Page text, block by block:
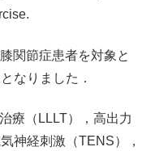
関節症患者を対象と
なりました．
療（LLLT），高出力
神経刺激（TENS），